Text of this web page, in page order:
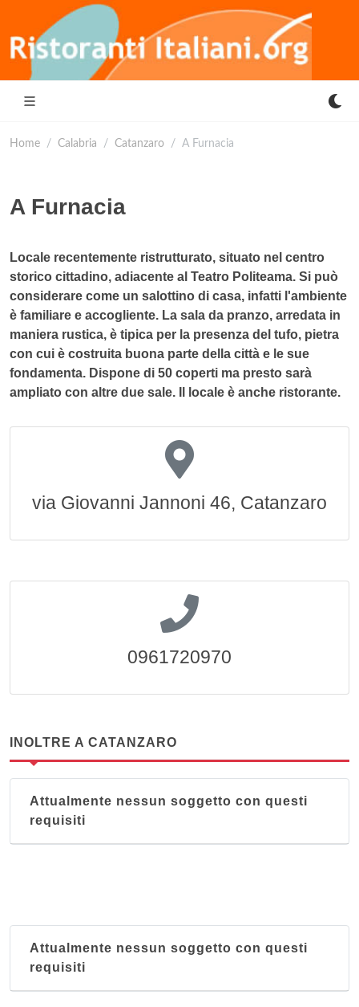
Home Calabria Catanzaro A Furnacia
A Furnacia
Locale recentemente ristrutturato, situato nel centro
storico cittadino, adiacente al Teatro Politeama. Si può
considerare come un salottino di casa, infatti l'ambiente
è familiare e accogliente. La sala da pranzo, arredata in
maniera rustica, è tipica per la presenza del tufo, pietra
con cui è costruita buona parte della città e le sue
fondamenta. Dispone di 50 coperti ma presto sarà
ampliato con altre due sale. Il locale è anche ristorante.
via Giovanni Jannoni 46, Catanzaro
0961720970
INOLTRE A CATANZARO
Attualmente nessun soggetto con questi
requisiti
Attualmente nessun soggetto con questi
requisiti